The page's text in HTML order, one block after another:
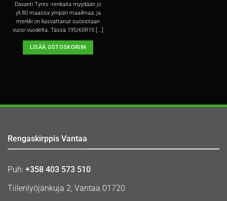
Davanti Tyres -renkaita myydään jo
yli 80 maassa ympäri maailmaa, ja
merkki on kasvattanut suosiotaan
vuosi vuodelta. Tässä 195/65R15 [...]
LISÄÄ OSTOSKORIIN
Rengaskirppis Vantaa
Puh: +358 403 573 510
Tiilenlyöjänkuja 2, Vantaa 01720